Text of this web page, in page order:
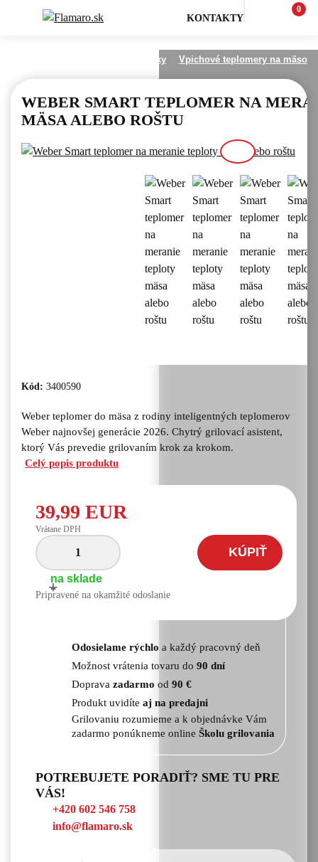
KONTAKTY
0
Grilovacie pomôcky Vpichové teplomery na mäso
WEBER SMART TEPLOMER NA
MÄSA ALEBO ROŠTU
Kód: 3400590
Weber teplomer do mäsa z rodiny inteligentných teplomerov
Weber najnovšej generácie 2026. Chytrý grilovací asistent,
ktorý Vás prevedie grilovaním krok za krokom.
Celý popis produktu
39,99 EUR
Vrátane DPH
-
+
KÚPIŤ
na sklade
Pripravené na okamžité odoslanie
Odosielame rýchlo a každý pracovný deň
Možnost vrátenia tovaru do 90 dní
Doprava zadarmo od 90 €
Produkt uvidíte aj na predajni
Grilovaniu rozumieme a k objednávke Vám
zadarmo ponúkneme online Školu grilovania
POTREBUJETE PORADIŤ? SME TU PRE
VÁS!
+420 602 546 758
info@flamaro.sk